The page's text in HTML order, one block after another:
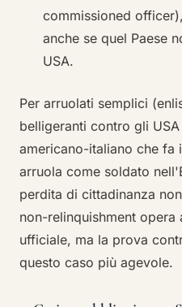
commissioned
anche se quel Paese
USA.
Per arruolati semplici
belligeranti contro gli
americano-italiano che fa
arruola come soldato
perdita di cittadinanza
non-relinquishment
ufficiale, ma la prova
questo caso più agevole.